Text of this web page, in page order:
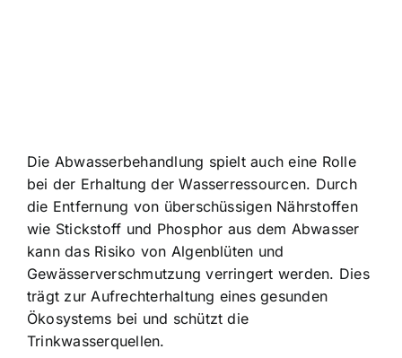
Die Abwasserbehandlung spielt auch eine Rolle
bei der Erhaltung der Wasserressourcen. Durch
die Entfernung von überschüssigen Nährstoffen
wie Stickstoff und Phosphor aus dem Abwasser
kann das Risiko von Algenblüten und
Gewässerverschmutzung verringert werden. Dies
trägt zur Aufrechterhaltung eines gesunden
Ökosystems bei und schützt die
Trinkwasserquellen.